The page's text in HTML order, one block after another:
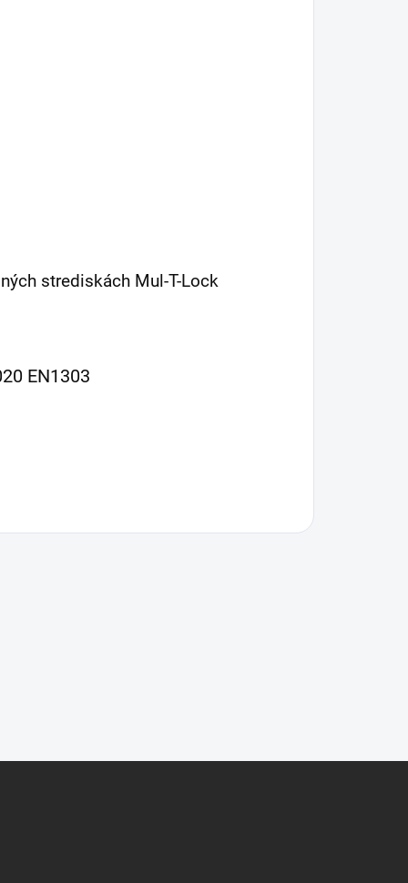
strediskách Mul-T-Lock
EN1303